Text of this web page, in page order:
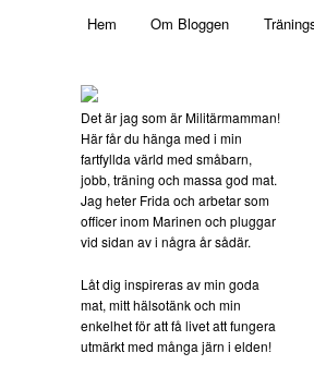
Militärmamman
Skip to primary content
Hem Om Bloggen
Det är jag som är Militärmamman!
Här får du hänga med i min
fartfyllda värld med småbarn,
jobb, träning och massa god mat.
Jag heter Frida och arbetar som
officer inom Marinen och pluggar
vid sidan av i några år sådär.
Låt dig inspireras av min goda
mat, mitt hälsotänk och min
enkelhet för att få livet att fungera
utmärkt med många järn i elden!